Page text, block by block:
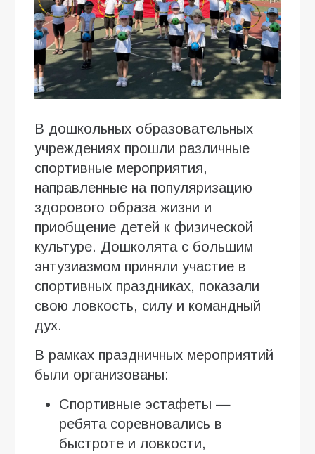
В дошкольных образовательных
учреждениях прошли различные
спортивные мероприятия,
направленные на популяризацию
здорового образа жизни и
приобщение детей к физической
культуре. Дошколята с большим
энтузиазмом приняли участие в
спортивных праздниках, показали
свою ловкость, силу и командный
дух.
В рамках праздничных мероприятий
были организованы:
Спортивные эстафеты —
ребята соревновались в
быстроте и ловкости,